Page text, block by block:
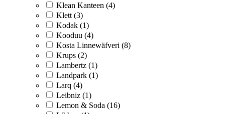
Klean Kanteen (4)
Klett (3)
Kodak (1)
Kooduu (4)
Kosta Linnewäfveri (8)
Krups (2)
Lambertz (1)
Landpark (1)
Larq (4)
Leibniz (1)
Lemon & Soda (16)